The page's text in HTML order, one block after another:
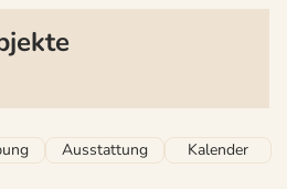
Ausstattung Kalender